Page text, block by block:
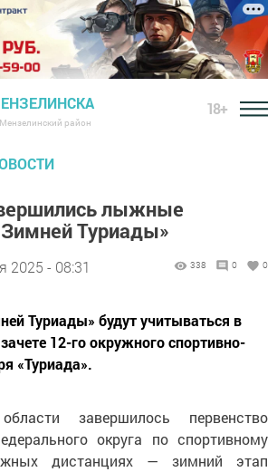
район
18+
лыжные
Туриады»
2025 - 08:31 338 0 0
Туриады» будут учитываться в
12-го окружного спортивно-
«Туриада».
завершилось первенство
округа по спортивному
дистанциях — зимний этап